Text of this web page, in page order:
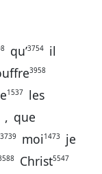
qu’3754
il
3958
1537
les
, que
3739 moi 1473
je
Christ5547